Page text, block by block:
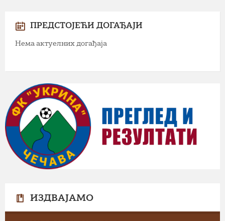
ПРЕДСТОЈЕЋИ ДОГАЂАЈИ
Нема актуелних догађаја
ИЗДВАЈАМО